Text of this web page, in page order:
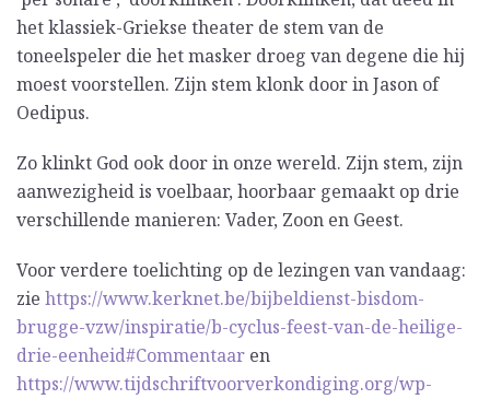
het klassiek-Griekse theater de stem van de
toneelspeler die het masker droeg van degene die hij
moest voorstellen. Zijn stem klonk door in Jason of
Oedipus.
Zo klinkt God ook door in onze wereld. Zijn stem, zijn
aanwezigheid is voelbaar, hoorbaar gemaakt op drie
verschillende manieren: Vader, Zoon en Geest.
Voor verdere toelichting op de lezingen van vandaag:
zie https://www.kerknet.be/bijbeldienst-bisdom-
brugge-vzw/inspiratie/b-cyclus-feest-van-de-heilige-
drie-eenheid#Commentaar en
https://www.tijdschriftvoorverkondiging.org/wp-